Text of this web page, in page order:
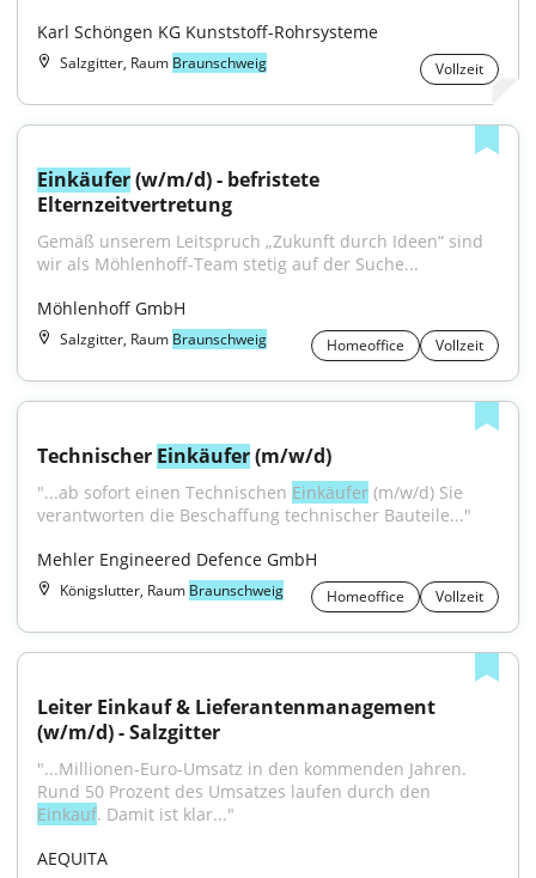
Karl Schöngen KG Kunststoff-Rohrsysteme
Salzgitter, Raum Braunschweig Vollzeit
Einkäufer (w/m/d) - befristete
Elternzeitvertretung
Gemäß unserem Leitspruch „Zukunft durch Ideen“ sind
wir als Möhlenhoff-Team stetig auf der Suche...
Möhlenhoff GmbH
Salzgitter, Raum Braunschweig Homeoffice Vollzeit
Technischer Einkäufer (m/w/d)
"...ab sofort einen Technischen Einkäufer (m/w/d) Sie
verantworten die Beschaffung technischer Bau­teile..."
Mehler Engineered Defence GmbH
Königslutter, Raum Braunschweig Homeoffice Vollzeit
Leiter Einkauf & Lieferantenmanagement
(w/m/d) - Salzgitter
"...Millionen-Euro-Umsatz in den kommenden Jahren.
Einkauf. Damit ist klar..."
AEQUITA